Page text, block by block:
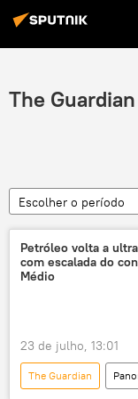
The Guardian
Escolher o período
Petróleo volta a
com escalada do
Médio
23 de julho, 13:01
The Guardian